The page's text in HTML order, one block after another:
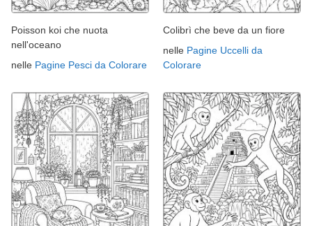
Poisson koi che nuota
nell'oceano
nelle Pagine Pesci da Colorare
Colibrì che beve da un fiore
nelle Pagine Uccelli da
Colorare